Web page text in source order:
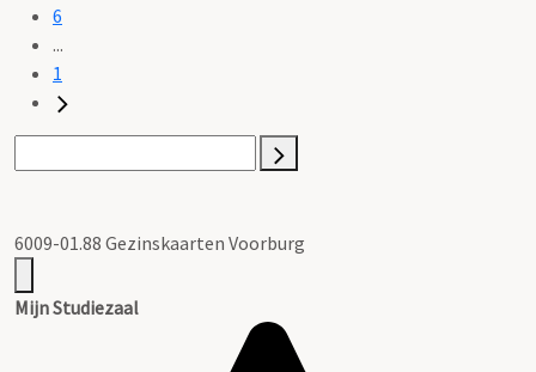
6
...
1
6009-01.88 Gezinskaarten Voorburg
Mijn Studiezaal